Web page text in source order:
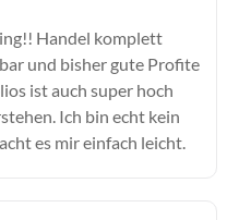
Handel komplett
und bisher gute Profite
ist auch super hoch
Ich bin echt kein
es mir einfach leicht.